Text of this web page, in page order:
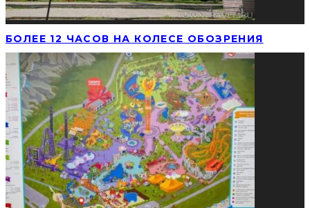
БОЛЕЕ 12 ЧАСОВ НА КОЛЕСЕ ОБОЗРЕНИЯ